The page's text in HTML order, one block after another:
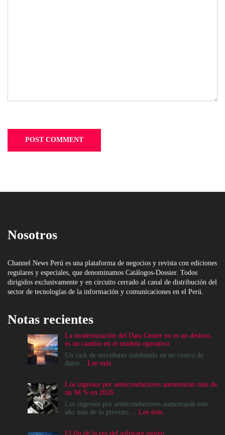
Nosotros
Channel News Perú es una plataforma de negocios y revista con ediciones
regulares y especiales, que denominamos Catálogos-Dossier. Todos
dirigidos exclusivamente y en circuito cerrado al canal de distribución del
sector de tecnologías de la información y comunicaciones en el Perú.
Notas recientes
La modernización del Data Center no es un destino,
es un cambio en el modelo operativo
Un rack de servidores zumbando en un centro de
datos... Lee más:
del
Data
Center
no
Los ingresos por semiconductores aumentarán más de
un 94 % en 2026
Los ingresos por semiconductores aumentarán este
año más de lo previsto.... Lee más:
El fin de la era del software pasivo